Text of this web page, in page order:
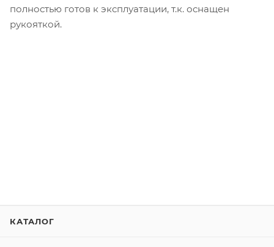
полностью готов к эксплуатации, т.к. оснащен
рукояткой.
КАТАЛОГ